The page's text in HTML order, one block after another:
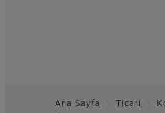
Ana Sayfa Ticari